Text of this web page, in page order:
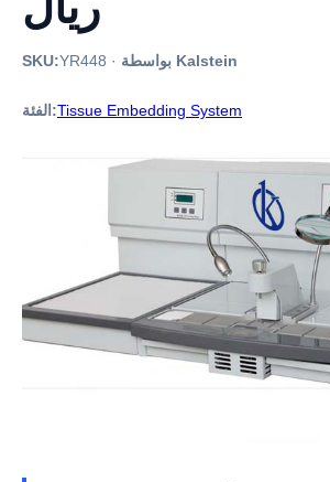
SKU:YR448 · بواسطة Kalstein
الفئة:Tissue Embedding System